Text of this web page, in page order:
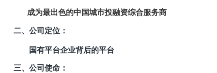
成为最出色的中国城市投融资综合服务商
二、公司定位：
国有平台企业背后的平台
三、公司使命：